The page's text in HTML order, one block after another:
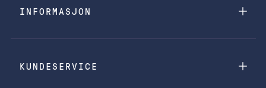
INFORMASJON
KUNDESERVICE